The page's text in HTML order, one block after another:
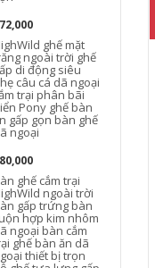
ghế mặt
ngoài trời ghế
di động siêu
câu cá dã ngoại
trại phân bãi
Pony ghế bàn
gấp gọn bàn ghế
ngoại
ghế cắm trại
ngoài trời
gấp trứng bàn
hợp kim nhôm
ngoại bàn cắm
ghế bàn ăn dã
thiết bị trọn